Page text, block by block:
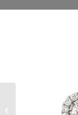
18kt geelgouden
met asscher cut